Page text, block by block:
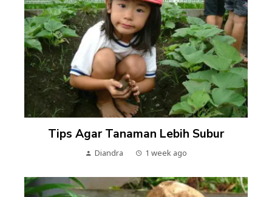
Tips Agar Tanaman Lebih Subur
Diandra 1 week ago